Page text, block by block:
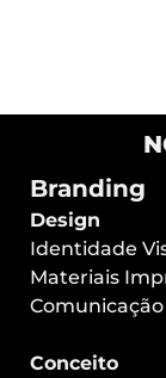
Branding
Design
Identidade
Materiais
Comunicação
Conceito